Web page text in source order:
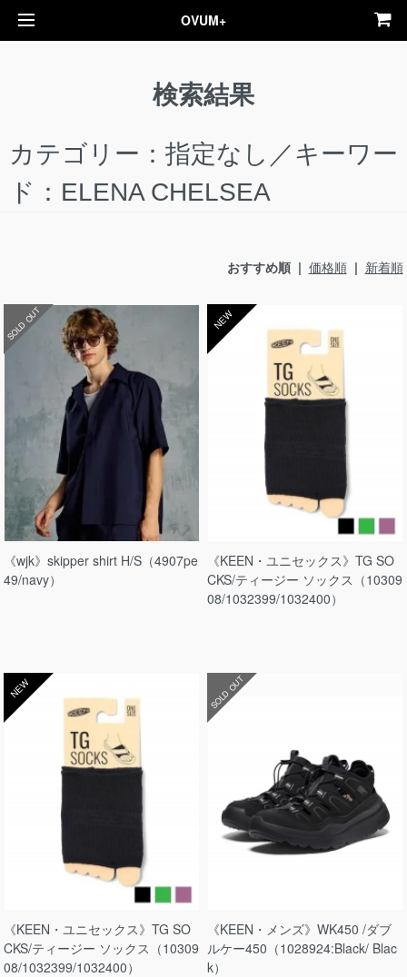
OVUM+
検索結果
カテゴリー：指定なし／キーワー
ド：ELENA CHELSEA
おすすめ順 | 価格順| 新着順
SOLD OUT
《wjk》skipper shirt H/S（4907pe
49/navy）
NEW
《KEEN・ユニセックス》TG SO
CKS/ティージー ソックス（10309
08/1032399/1032400）
NEW
《KEEN・ユニセックス》TG SO
CKS/ティージー ソックス（10309
08/1032399/1032400）
SOLD OUT
《KEEN・メンズ》WK450 /ダブ
ルケー450（1028924:Black/ Blac
k）